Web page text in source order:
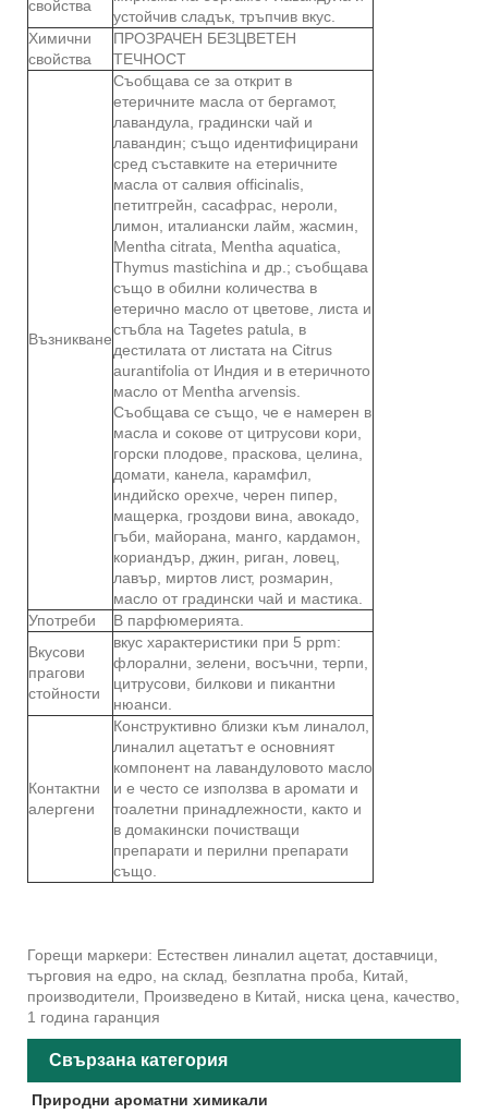
свойства
устойчив сладък, тръпчив вкус.
Химични
свойства
ПРОЗРАЧЕН БЕЗЦВЕТЕН
ТЕЧНОСТ
Възникване
Съобщава се за открит в
етеричните масла от бергамот,
лавандула, градински чай и
лавандин; също идентифицирани
сред съставките на етеричните
масла от салвия officinalis,
петитгрейн, сасафрас, нероли,
лимон, италиански лайм, жасмин,
Mentha citrata, Mentha aquatica,
Thymus mastichina и др.; съобщава
също в обилни количества в
етерично масло от цветове, листа и
стъбла на Tagetes patula, в
дестилата от листата на Citrus
aurantifolia от Индия и в етеричното
масло от Mentha arvensis.
Съобщава се също, че е намерен в
масла и сокове от цитрусови кори,
горски плодове, праскова, целина,
домати, канела, карамфил,
индийско орехче, черен пипер,
мащерка, гроздови вина, авокадо,
гъби, майорана, манго, кардамон,
кориандър, джин, риган, ловец,
лавър, миртов лист, розмарин,
масло от градински чай и мастика.
Употреби
В парфюмерията.
Вкусови
прагови
стойности
вкус характеристики при 5 ppm:
флорални, зелени, восъчни, терпи,
цитрусови, билкови и пикантни
нюанси.
Контактни
алергени
Конструктивно близки към линалол,
линалил ацетатът е основният
компонент на лавандуловото масло
и е често се използва в аромати и
тоалетни принадлежности, както и
в домакински почистващи
препарати и перилни препарати
също.
Горещи маркери: Естествен линалил ацетат, доставчици,
търговия на едро, на склад, безплатна проба, Китай,
производители, Произведено в Китай, ниска цена, качество,
1 година гаранция
Свързана категория
Природни ароматни химикали